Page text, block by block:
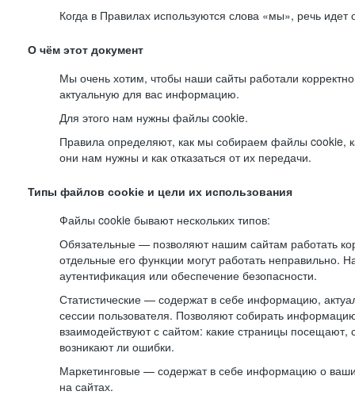
Когда в Правилах используются слова «мы», речь
О чём этот документ
Мы очень хотим, чтобы наши сайты работали
актуальную для вас информацию.
Для этого нам нужны файлы cookie.
Правила определяют, как мы собираем файлы cookie,
они нам нужны и как отказаться от их передачи.
Типы файлов cookie и цели их использования
Файлы cookie бывают нескольких типов:
Обязательные — позволяют нашим сайтам работать
отдельные его функции могут работать неправильно.
аутентификация или обеспечение безопасности.
Статистические — содержат в себе информацию,
сессии пользователя. Позволяют собирать
взаимодействуют с сайтом: какие страницы посещают,
возникают ли ошибки.
Маркетинговые — содержат в себе информацию о
на сайтах.